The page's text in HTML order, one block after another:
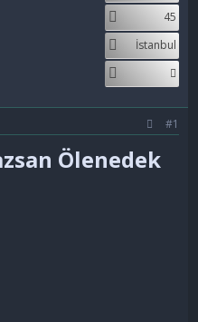
45
İstanbul
#1
Ölenedek